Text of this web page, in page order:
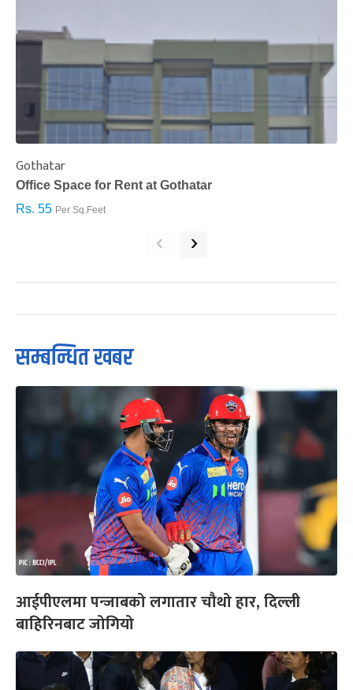
Gothatar
Office Space for Rent at Gothatar
Rs. 55 Per Sq.Feet
‹ ›
सम्बन्धित खबर
आईपीएलमा पन्जाबको लगातार चौथो हार, दिल्ली
बाहिरिनबाट जोगियो